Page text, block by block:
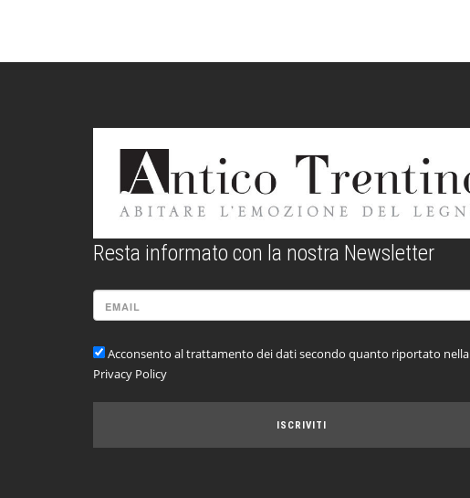
Resta informato con la nostra Newsletter
Acconsento al trattamento dei dati secondo quanto riportato nella
Privacy Policy
ISCRIVITI